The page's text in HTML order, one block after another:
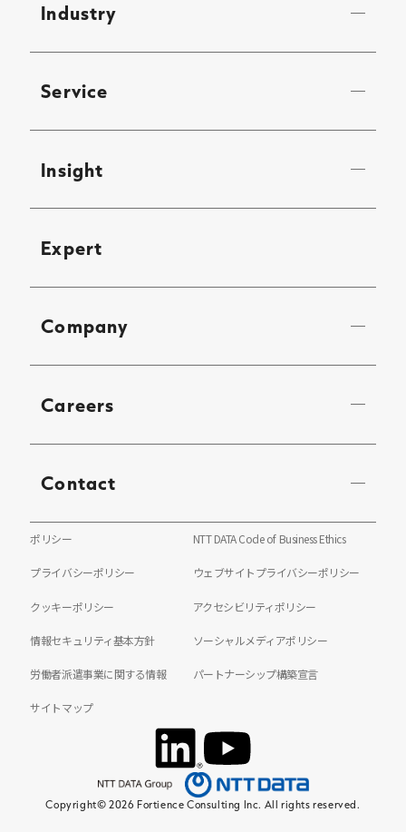
Industry
Service
Insight
Expert
Company
Careers
Contact
ポリシー NTT DATA Code of Business Ethics
プライバシーポリシー ウェブサイトプライバシーポリシー
クッキーポリシー アクセシビリティポリシー
情報セキュリティ基本方針 ソーシャルメディアポリシー
労働者派遣事業に関する情報 パートナーシップ構築宣言
サイトマップ
Copyright© 2026 Fortience Consulting Inc. All rights reserved.